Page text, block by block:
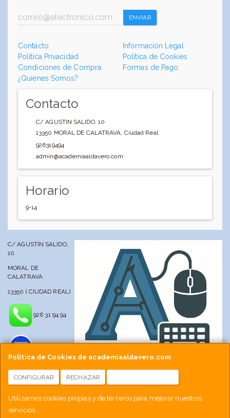
Política de Cookies de academiaaldavero.com
CONFIGURAR RECHAZAR
Utilizamos cookies propias y de terceros para mejorar nuestros
servicios.
ENVIAR
Contacto
Información Legal
Política Privacidad
Política de Cookies
Condiciones de Compra
Formas de Pago
¿Quienes Somos?
Contacto
C/ AGUSTIN SALIDO, 10
13350 MORAL DE CALATRAVA, Ciudad Real
926319494
admin@academiaaldavero.com
Horario
9-14
C/ AGUSTÍN SALIDO,
10
MORAL DE
CALATRAVA
13350 ( CIUDAD REAL)
926 31 94 94